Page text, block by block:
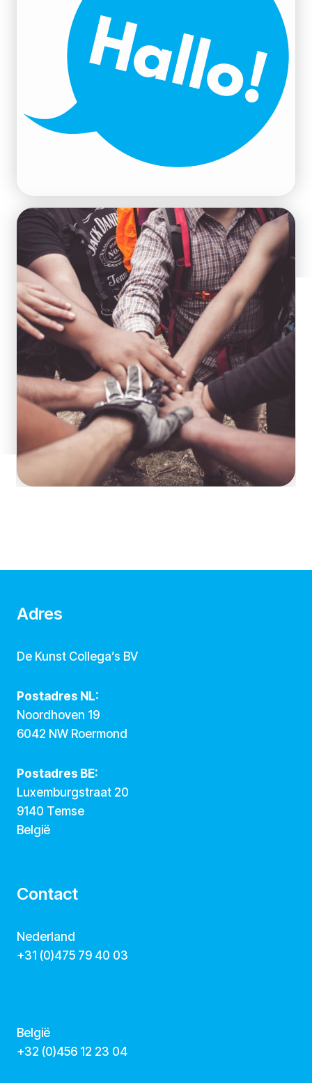
Adres
De Kunst Collega’s BV
Postadres NL:
Noordhoven 19
6042 NW Roermond
Postadres BE:
Luxemburgstraat 20
9140 Temse
België
Contact
Nederland
+31 (0)475 79 40 03
België
‭+32 (0)456 12 23 04‬